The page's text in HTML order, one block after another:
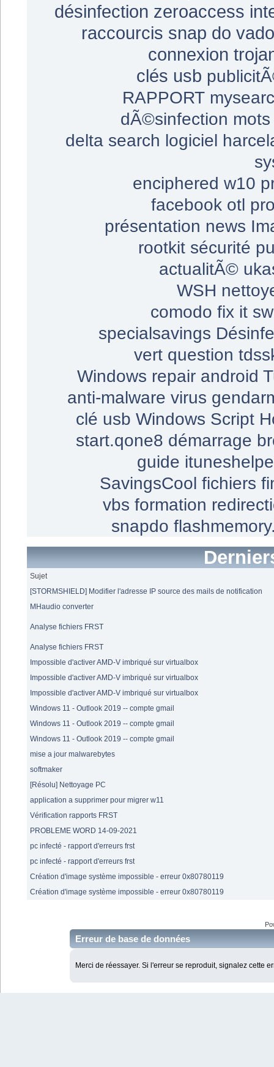
désinfection zeroaccess
raccourcis snap do
connexion
clés usb
RAPPORT
dÃ©sinfection mots
delta search logiciel
enciphered w10
facebook otl
présentation news
rootkit sécurité
actualitÃ©
WSH
comodo fix it
specialsavings
vert question
Windows repair android
anti-malware virus
clé usb Windows Script
start.qone8 démarrage
guide
SavingsCool fichiers
vbs formation
snapdo
Sujet
[STORMSHIELD] Modifier l'adresse IP source des mails de notification
MHaudio converter
Analyse fichiers FRST
Analyse fichiers FRST
Impossible d'activer AMD-V imbriqué sur virtualbox
Impossible d'activer AMD-V imbriqué sur virtualbox
Impossible d'activer AMD-V imbriqué sur virtualbox
Windows 11 - Outlook 2019 -- compte gmail
Windows 11 - Outlook 2019 -- compte gmail
Windows 11 - Outlook 2019 -- compte gmail
mise a jour malwarebytes
softmaker
[Résolu] Nettoyage PC
application a supprimer pour migrer w11
Vérification rapports FRST
PROBLEME WORD 14-09-2021
pc infecté - rapport d'erreurs frst
pc infecté - rapport d'erreurs frst
Création d'image système impossible - erreur 0x80780119
Création d'image système impossible - erreur 0x80780119
Erreur de base de données
Merci de réessayer. Si l'erreur se reproduit, signalez cette